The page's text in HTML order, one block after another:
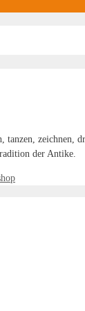
zeichnen,
der Antike.